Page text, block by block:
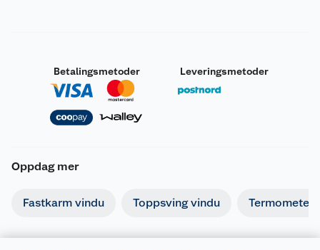
Betalingsmetoder Leveringsmetoder
Oppdag mer
Fastkarm vindu Toppsving vindu Termometer